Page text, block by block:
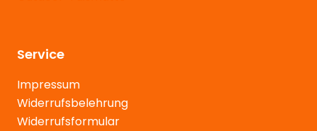
Service
Impressum
Widerrufsbelehrung
Widerrufsformular